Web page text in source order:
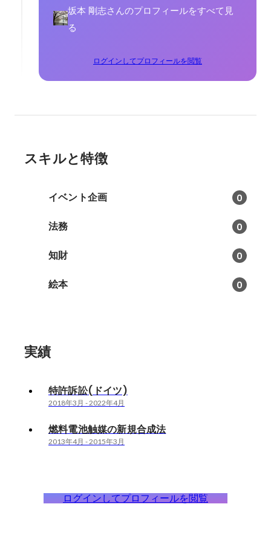
坂本 剛志さんのプロフィールをすべて見
る
ログインしてプロフィールを閲覧
スキルと特徴
イベント企画 0
法務 0
知財 0
絵本 0
実績
特許訴訟(ドイツ)
2018年3月 -2022年4月
燃料電池触媒の新規合成法
2013年4月 -2015年3月
ログインしてプロフィールを閲覧